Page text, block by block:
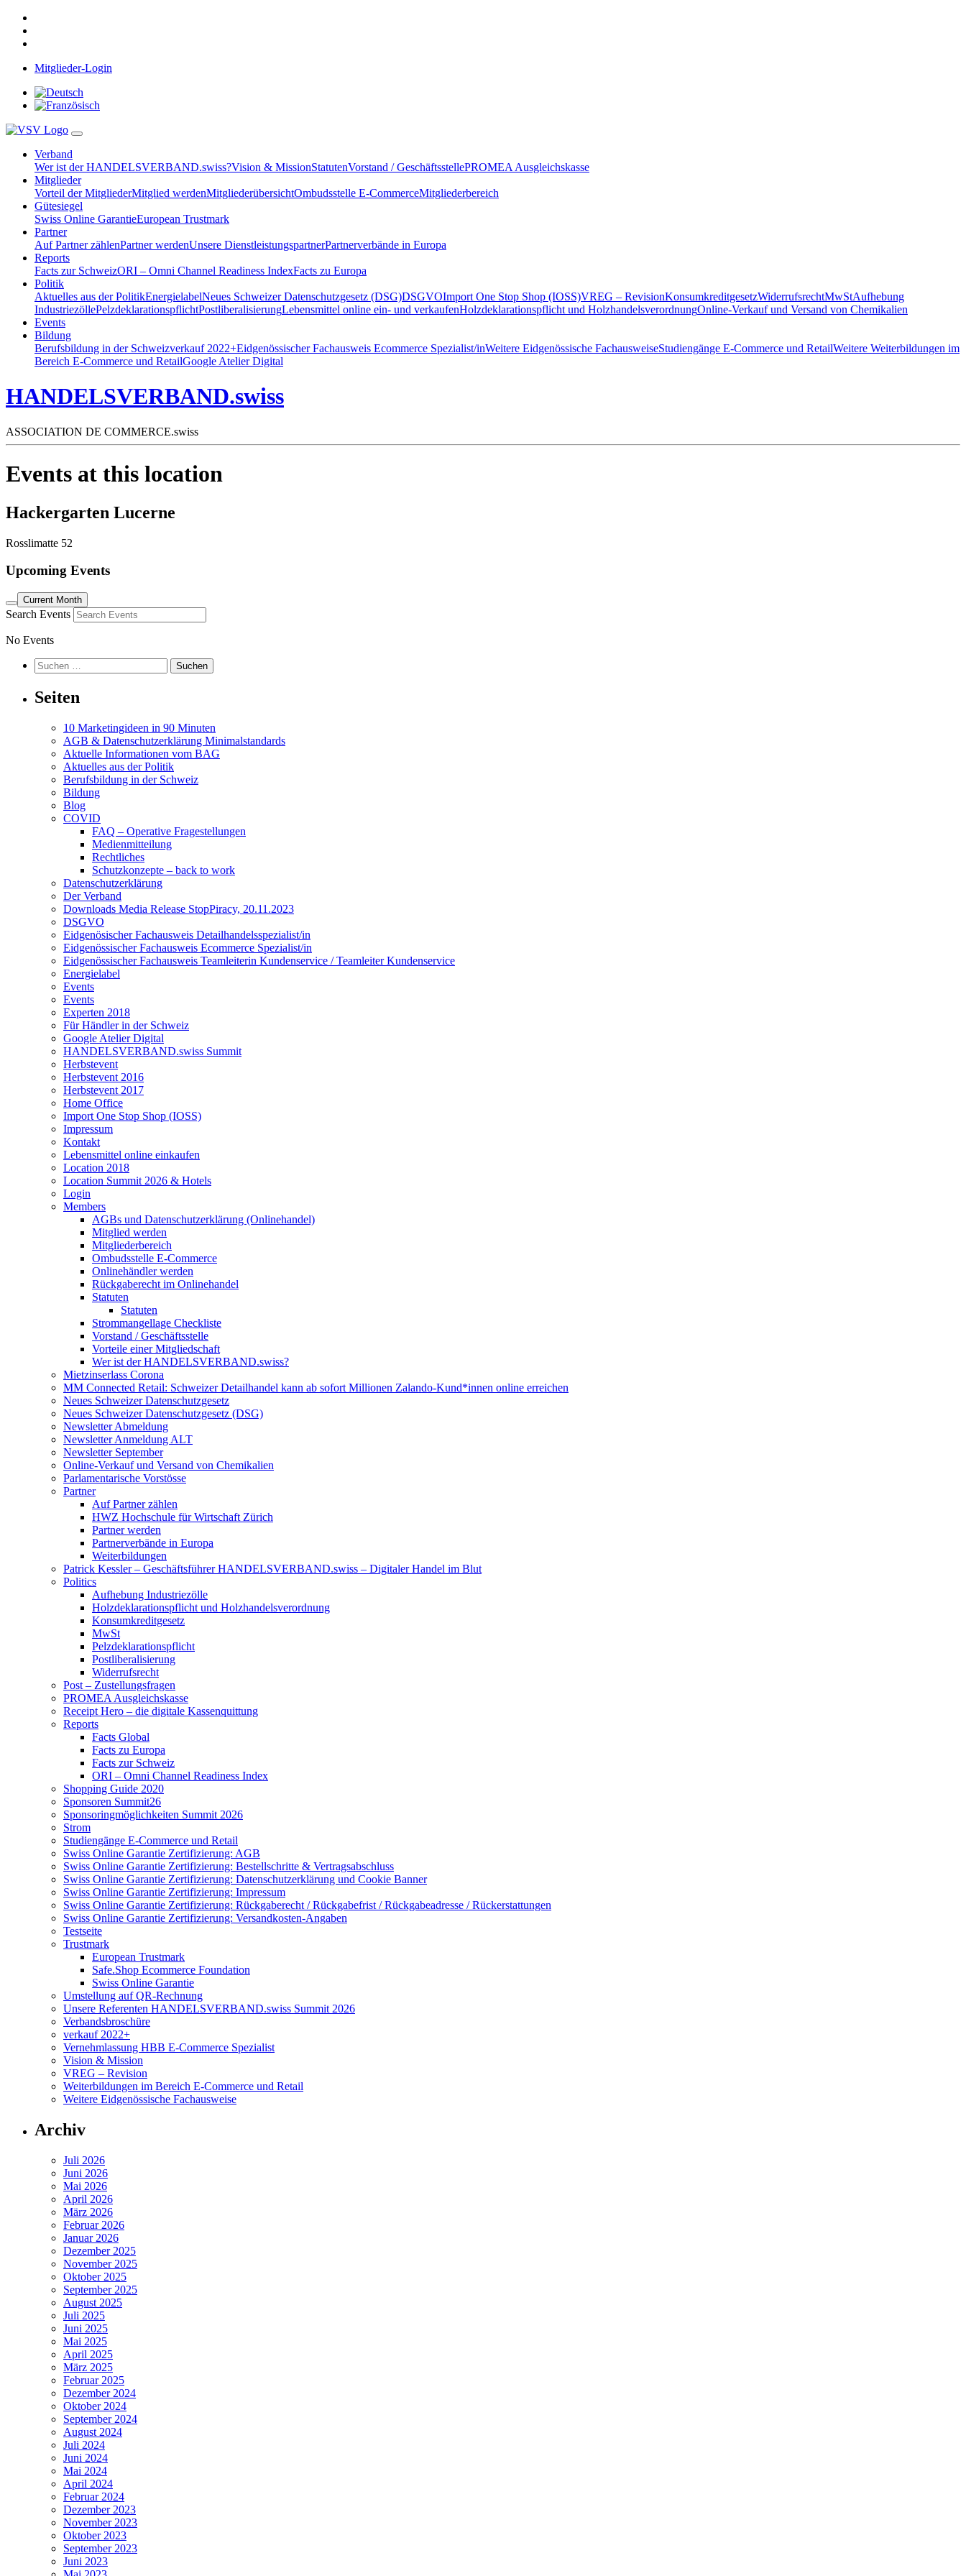
Mitglieder-Login
Verband
Wer ist der HANDELSVERBAND.swiss?Vision & MissionStatutenVorstand / GeschäftsstellePROMEA Ausgleichskasse
Mitglieder
Vorteil der MitgliederMitglied werdenMitgliederübersichtOmbudsstelle E-CommerceMitgliederbereich
Gütesiegel
Swiss Online GarantieEuropean Trustmark
Partner
Auf Partner zählenPartner werdenUnsere DienstleistungspartnerPartnerverbände in Europa
Reports
Facts zur SchweizORI – Omni Channel Readiness IndexFacts zu Europa
Politik
Aktuelles aus der PolitikEnergielabelNeues Schweizer Datenschutzgesetz (DSG)DSGVOImport One Stop Shop (IOSS)VREG – RevisionKonsumkreditgesetzWiderrufsrechtMwStAufhebung
IndustriezöllePelzdeklarationspflichtPostliberalisierungLebensmittel online ein- und verkaufenHolzdeklarationspflicht und HolzhandelsverordnungOnline-Verkauf und Versand von Chemikalien
Events
Bildung
Berufsbildung in der Schweizverkauf 2022+Eidgenössischer Fachausweis Ecommerce Spezialist/inWeitere Eidgenössische FachausweiseStudiengänge E-Commerce und RetailWeitere Weiterbildungen im
Bereich E-Commerce und RetailGoogle Atelier Digital
HANDELSVERBAND.swiss
ASSOCIATION DE COMMERCE.swiss
Events at this location
Hackergarten Lucerne
Rosslimatte 52
Upcoming Events
Current Month
Search Events
No Events
Suchen
nach:
Seiten
10 Marketingideen in 90 Minuten
AGB & Datenschutzerklärung Minimalstandards
Aktuelle Informationen vom BAG
Aktuelles aus der Politik
Berufsbildung in der Schweiz
Bildung
Blog
COVID
FAQ – Operative Fragestellungen
Medienmitteilung
Rechtliches
Schutzkonzepte – back to work
Datenschutzerklärung
Der Verband
Downloads Media Release StopPiracy, 20.11.2023
DSGVO
Eidgenösischer Fachausweis Detailhandelsspezialist/in
Eidgenössischer Fachausweis Ecommerce Spezialist/in
Eidgenössischer Fachausweis Teamleiterin Kundenservice / Teamleiter Kundenservice
Energielabel
Events
Events
Experten 2018
Für Händler in der Schweiz
Google Atelier Digital
HANDELSVERBAND.swiss Summit
Herbstevent
Herbstevent 2016
Herbstevent 2017
Home Office
Import One Stop Shop (IOSS)
Impressum
Kontakt
Lebensmittel online einkaufen
Location 2018
Location Summit 2026 & Hotels
Login
Members
AGBs und Datenschutzerklärung (Onlinehandel)
Mitglied werden
Mitgliederbereich
Ombudsstelle E-Commerce
Onlinehändler werden
Rückgaberecht im Onlinehandel
Statuten
Statuten
Strommangellage Checkliste
Vorstand / Geschäftsstelle
Vorteile einer Mitgliedschaft
Wer ist der HANDELSVERBAND.swiss?
Mietzinserlass Corona
MM Connected Retail: Schweizer Detailhandel kann ab sofort Millionen Zalando-Kund*innen online erreichen
Neues Schweizer Datenschutzgesetz
Neues Schweizer Datenschutzgesetz (DSG)
Newsletter Abmeldung
Newsletter Anmeldung ALT
Newsletter September
Online-Verkauf und Versand von Chemikalien
Parlamentarische Vorstösse
Partner
Auf Partner zählen
HWZ Hochschule für Wirtschaft Zürich
Partner werden
Partnerverbände in Europa
Weiterbildungen
Patrick Kessler – Geschäftsführer HANDELSVERBAND.swiss – Digitaler Handel im Blut
Politics
Aufhebung Industriezölle
Holzdeklarationspflicht und Holzhandelsverordnung
Konsumkreditgesetz
MwSt
Pelzdeklarationspflicht
Postliberalisierung
Widerrufsrecht
Post – Zustellungsfragen
PROMEA Ausgleichskasse
Receipt Hero – die digitale Kassenquittung
Reports
Facts Global
Facts zu Europa
Facts zur Schweiz
ORI – Omni Channel Readiness Index
Shopping Guide 2020
Sponsoren Summit26
Sponsoringmöglichkeiten Summit 2026
Strom
Studiengänge E-Commerce und Retail
Swiss Online Garantie Zertifizierung: AGB
Swiss Online Garantie Zertifizierung: Bestellschritte & Vertragsabschluss
Swiss Online Garantie Zertifizierung: Datenschutzerklärung und Cookie Banner
Swiss Online Garantie Zertifizierung: Impressum
Swiss Online Garantie Zertifizierung: Rückgaberecht / Rückgabefrist / Rückgabeadresse / Rückerstattungen
Swiss Online Garantie Zertifizierung: Versandkosten-Angaben
Testseite
Trustmark
European Trustmark
Safe.Shop Ecommerce Foundation
Swiss Online Garantie
Umstellung auf QR-Rechnung
Unsere Referenten HANDELSVERBAND.swiss Summit 2026
Verbandsbroschüre
verkauf 2022+
Vernehmlassung HBB E-Commerce Spezialist
Vision & Mission
VREG – Revision
Weiterbildungen im Bereich E-Commerce und Retail
Weitere Eidgenössische Fachausweise
Archiv
Juli 2026
Juni 2026
Mai 2026
April 2026
März 2026
Februar 2026
Januar 2026
Dezember 2025
November 2025
Oktober 2025
September 2025
August 2025
Juli 2025
Juni 2025
Mai 2025
April 2025
März 2025
Februar 2025
Dezember 2024
Oktober 2024
September 2024
August 2024
Juli 2024
Juni 2024
Mai 2024
April 2024
Februar 2024
Dezember 2023
November 2023
Oktober 2023
September 2023
Juni 2023